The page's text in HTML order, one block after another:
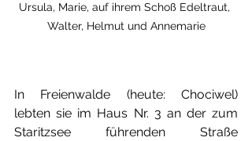
Ursula, Marie, auf ihrem Schoß Edeltraut,
Walter, Helmut und Annemarie
In Freienwalde (heute: Chociwel)
lebten sie im Haus Nr. 3 an der zum
Staritzsee führenden Straße